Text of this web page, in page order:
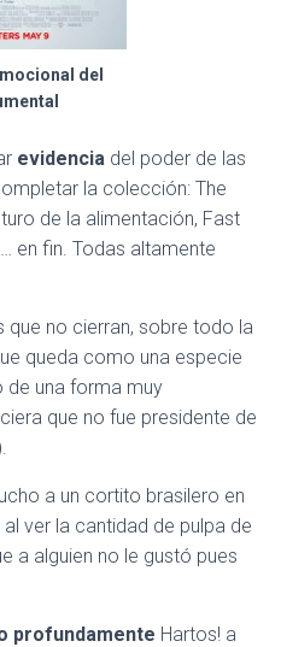
del
evidencia del poder de las
la colección: The
de la alimentación, Fast
en fin. Todas altamente
que no cierran, sobre todo la
queda como una especie
de una forma muy
que no fue presidente de
a un cortito brasilero en
ver la cantidad de pulpa de
a alguien no le gustó pues
profundamente Hartos! a